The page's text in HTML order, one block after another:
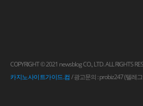
COPYRIGHT © 2021 newsblog CO., LTD. ALL RIGHTS
카지노사이트가이드.컴/ 광고문의 : probiz247 (텔레